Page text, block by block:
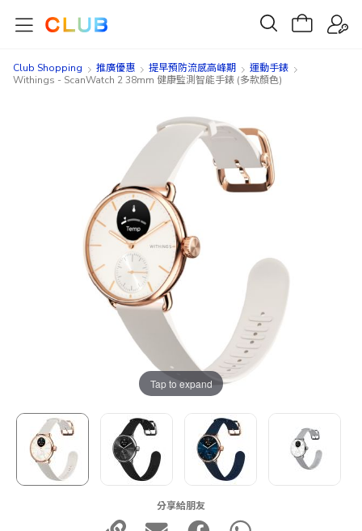
Club Shopping 推廣優惠 提早預防流感高峰期
運動手錶
Withings - ScanWatch 2 38mm 健康監測智能手錶 (多款顏色)
Tap to expand
分享給朋友